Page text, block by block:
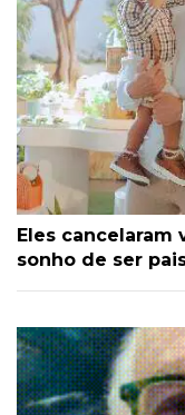
Eles cancelaram
sonho de ser